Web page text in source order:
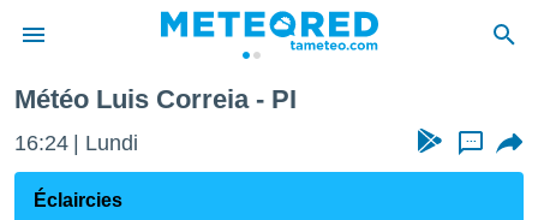
de
Météo Luis Correia - PI
16:24 Lundi ...
Éclaircies